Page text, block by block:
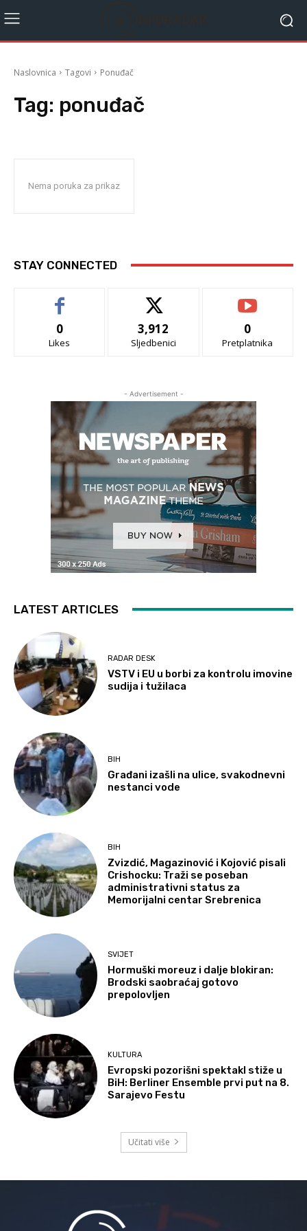
Naslovnica Tagovi Ponuđač
Tag: ponuđač
Nema poruka za prikaz
STAY CONNECTED
0
Likes
3,912
Sljedbenici
0
Pretplatnika
- Advertisement -
LATEST ARTICLES
RADAR DESK
VSTV i EU u borbi za kontrolu imovine
sudija i tužilaca
BIH
Građani izašli na ulice, svakodnevni
nestanci vode
BIH
Zvizdić, Magazinović i Kojović pisali
Crishocku: Traži se poseban
administrativni status za
Memorijalni centar Srebrenica
SVIJET
Hormuški moreuz i dalje blokiran:
Brodski saobraćaj gotovo
prepolovljen
KULTURA
Evropski pozorišni spektakl stiže u
BiH: Berliner Ensemble prvi put na 8.
Sarajevo Festu
Učitati više